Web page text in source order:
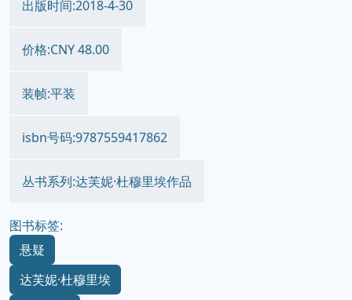
出版时间:2018-4-30
价格:CNY 48.00
装帧:平装
isbn号码:9787559417862
丛书系列:达芙妮·杜穆里埃作品
图书标签:
悬疑
达芙妮·杜穆里埃